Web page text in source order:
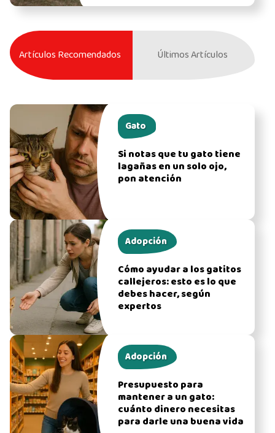
Artículos Recomendados Últimos Artículos
Gato
Si notas que tu gato tiene
lagañas en un solo ojo,
pon atención
Adopción
Cómo ayudar a los gatitos
callejeros: esto es lo que
debes hacer, según
expertos
Adopción
Presupuesto para
mantener a un gato:
cuánto dinero necesitas
para darle una buena vida